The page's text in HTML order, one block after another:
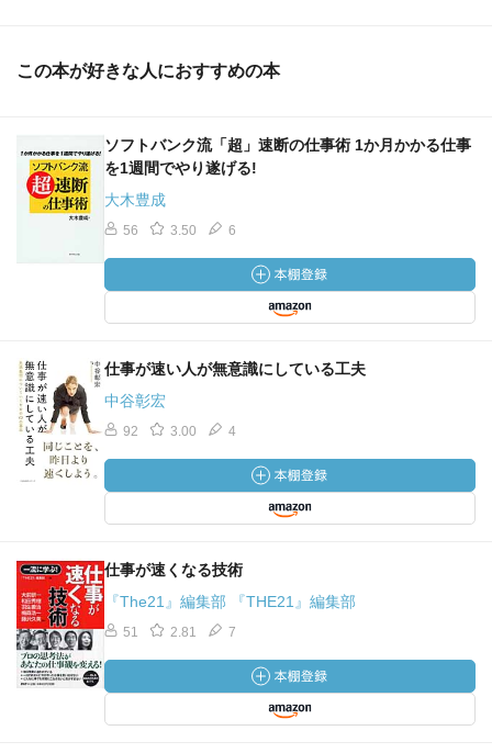
何らかのアクションを起こせば、抵抗が生まれて当然＝成
会社全般の様子を見ながら、自分たちがやるべきことは何
かを考えるのがリーダーの仕事
放っておくと担当者は、「緊急度」の高い仕事を優先して
やる
「性弱」を認めたうえで、チャレンジせざるを得ない状況
を作るほうが実際的
何事も自分で経験をしないと学習できない人はレベルの低
━━━━
◆目次◆
はじめに 今日から頑張り方を変えてみよう!
第1章 計画は6割の完成度でOK!すぐに実行しよう―スピー
ドが上がれば生産性もアップする
なるのは「前倒し」
第3章 リーダーなら「どんどん決めて、どんどん動け!」―
常に目的を明確にして真の「実行する人」を目指そう
第4章 イキイキした現場をつくり上げる秘訣!―部下やチー
ムをパワーアップさせるには
第5章 “それでもできない”の壁を乗り越えよう!―「デッドラ
この本が好きな人におすすめの本
ソフトバンク流「超」速断の仕事術 1か月かかる仕事
を1週間でやり遂げる!
大木豊成
56 3.50 6
仕事が速い人が無意識にしている工夫
中谷彰宏
92 3.00 4
仕事が速くなる技術
『The21』編集部 『THE21』編集部
51 2.81 7